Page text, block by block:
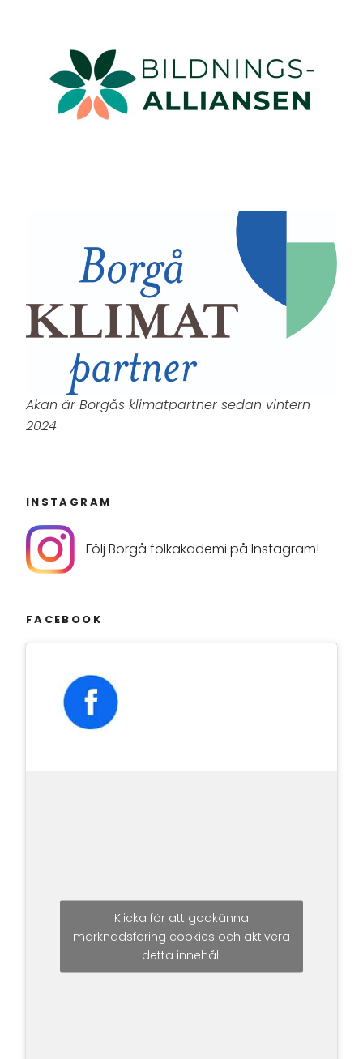
Akan är Borgås klimatpartner sedan vintern
2024
INSTAGRAM
Följ Borgå folkakademi på Instagram!
FACEBOOK
Klicka för att godkänna
marknadsföring cookies och aktivera
detta innehåll